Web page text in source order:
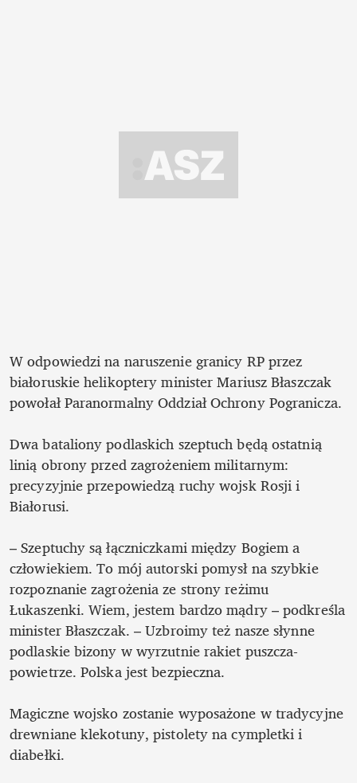
W odpowiedzi na naruszenie granicy RP przez
białoruskie helikoptery minister Mariusz Błaszczak
powołał Paranormalny Oddział Ochrony Pogranicza.
Dwa bataliony podlaskich szeptuch będą ostatnią
linią obrony przed zagrożeniem militarnym:
precyzyjnie przepowiedzą ruchy wojsk Rosji i
Białorusi.
– Szeptuchy są łączniczkami między Bogiem a
człowiekiem. To mój autorski pomysł na szybkie
rozpoznanie zagrożenia ze strony reżimu
Łukaszenki. Wiem, jestem bardzo mądry – podkreśla
minister Błaszczak. – Uzbroimy też nasze słynne
podlaskie bizony w wyrzutnie rakiet puszcza-
powietrze. Polska jest bezpieczna.
Magiczne wojsko zostanie wyposażone w tradycyjne
drewniane klekotuny, pistolety na cympletki i
diabełki.